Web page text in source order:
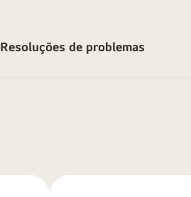
Resoluções de problemas